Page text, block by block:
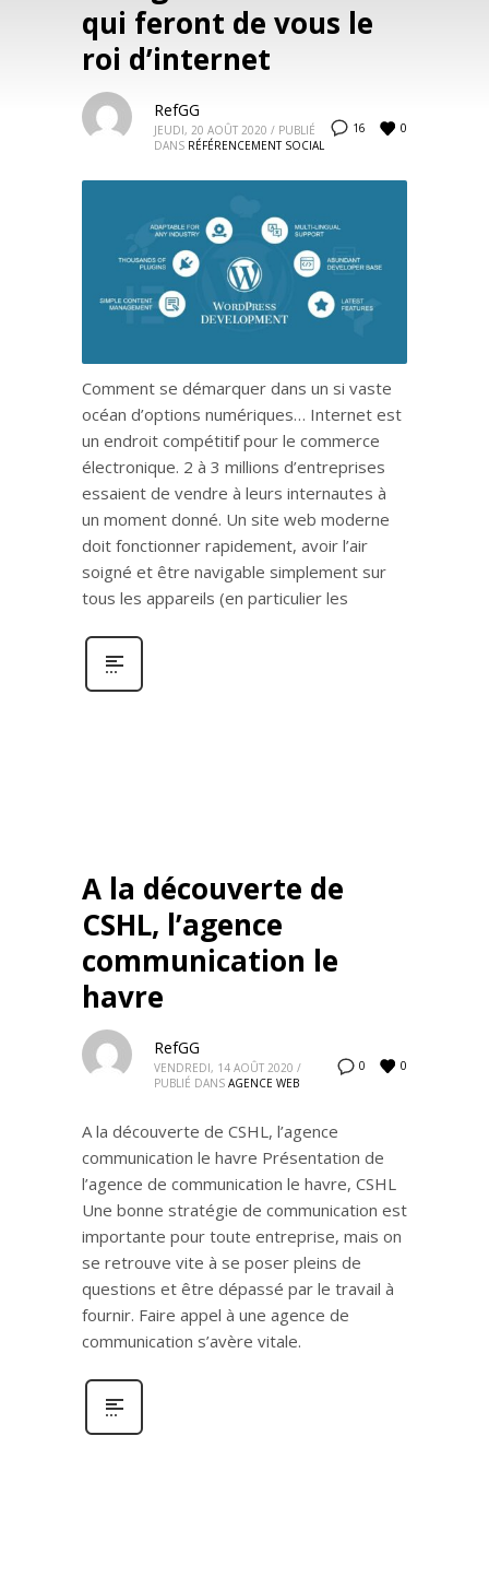
qui feront de vous le
roi d’internet
16 0
RefGG
JEUDI, 20 AOÛT 2020 / PUBLIÉ
DANS RÉFÉRENCEMENT SOCIAL
Comment se démarquer dans un si vaste
océan d’options numériques… Internet est
un endroit compétitif pour le commerce
électronique. 2 à 3 millions d’entreprises
essaient de vendre à leurs internautes à
un moment donné. Un site web moderne
doit fonctionner rapidement, avoir l’air
soigné et être navigable simplement sur
tous les appareils (en particulier les
A la découverte de
CSHL, l’agence
communication le
havre
0 0
RefGG
VENDREDI, 14 AOÛT 2020 /
PUBLIÉ DANS AGENCE WEB
A la découverte de CSHL, l’agence
communication le havre Présentation de
l’agence de communication le havre, CSHL
Une bonne stratégie de communication est
importante pour toute entreprise, mais on
se retrouve vite à se poser pleins de
questions et être dépassé par le travail à
fournir. Faire appel à une agence de
communication s’avère vitale.